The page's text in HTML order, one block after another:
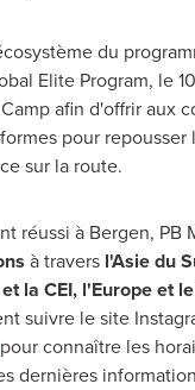
du
Elite Program, le
afin d'offrir aux
pour
sur la route.
réussi à Bergen, PB
à travers l'Asie du
la CEI, l'Europe et
suivre le site
pour connaître les
dernières